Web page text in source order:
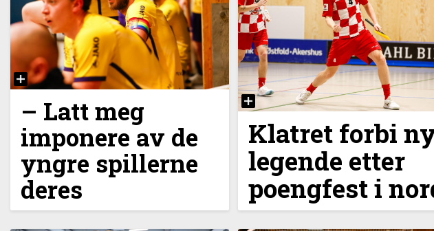
–⁠ Latt meg
imponere av de
yngre spillerne
deres
Klatret forbi
legende etter
poengfest i